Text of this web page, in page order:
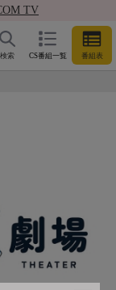
TV
CS番組一覧 番組表
検索